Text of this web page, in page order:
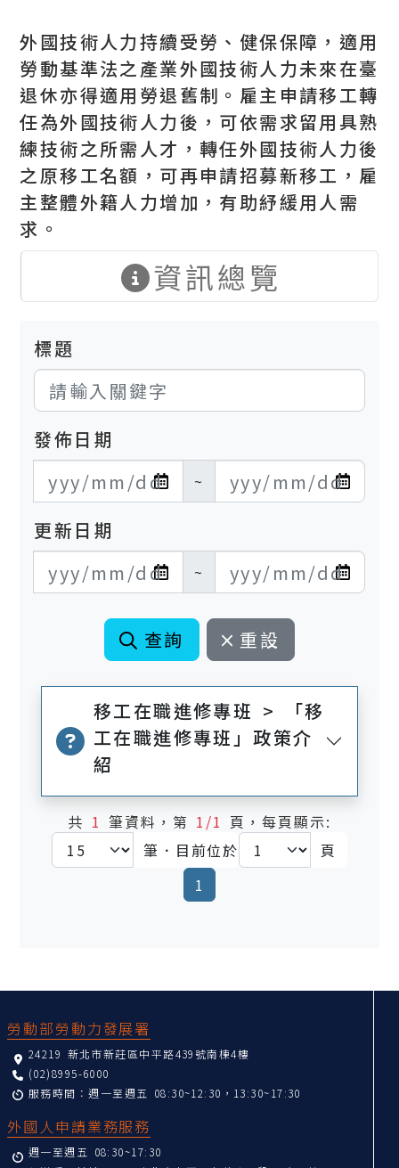
外國技術人力持續受勞、健保保障，適用
勞動基準法之產業外國技術人力未來在臺
退休亦得適用勞退舊制。雇主申請移工轉
任為外國技術人力後，可依需求留用具熟
練技術之所需人才，轉任外國技術人力後
之原移工名額，可再申請招募新移工，雇
主整體外籍人力增加，有助紓緩用人需
求。
資訊總覽
標題
發佈日期
發布日期開始
~
發布日期結束
更新日期
更新日期開始
~
更新日期結束
查詢 重設
移工在職進修專班 > 「移
工在職進修專班」政策介
紹
共 1筆資料，第 1/1 頁，每頁顯示:
筆．目前位於
頁
1
勞動部勞動力發展署
24219 新北市新莊區中平路439號南棟4樓
(02)8995-6000
服務時間：週一至週五 08:30~12:30，13:30~17:30
外國人申請業務服務
週一至週五 08:30~17:30